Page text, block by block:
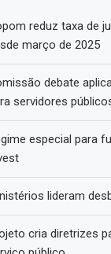
reduz taxa de
março de 2025
debate
servidores
especial para
lideram
cria diretrizes